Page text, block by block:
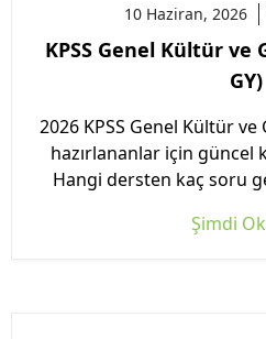
10 Haziran, 2026
KPSS Genel Kültür ve
GY)
2026 KPSS Genel Kültür ve
hazırlananlar için güncel
Hangi dersten kaç soru
Şimdi